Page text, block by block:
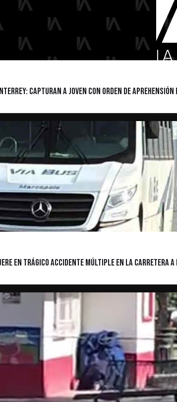
Capturan a Joven con Orden de
en Trágico Accidente Múltiple en la Carretera a